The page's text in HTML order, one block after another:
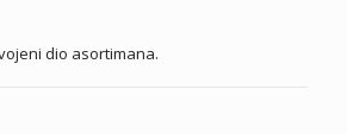
dio asortimana.